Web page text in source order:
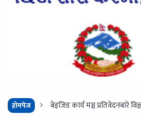
होमपेज बेइजिङ कार्य मञ्च